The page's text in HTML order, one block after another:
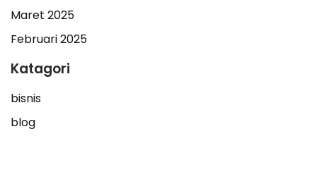
Maret 2025
Februari 2025
Katagori
bisnis
blog